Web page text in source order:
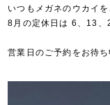
いつもメガネのウカイ
8月の定休日は 6、13、
営業日のご予約をお待ち